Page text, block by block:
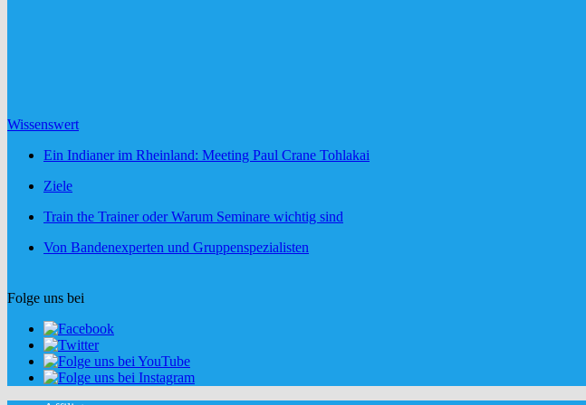
Wissenswert
Ein Indianer im Rheinland: Meeting Paul Crane Tohlakai
Ziele
Train the Trainer oder Warum Seminare wichtig sind
Von Bandenexperten und Gruppenspezialisten
Folge uns bei